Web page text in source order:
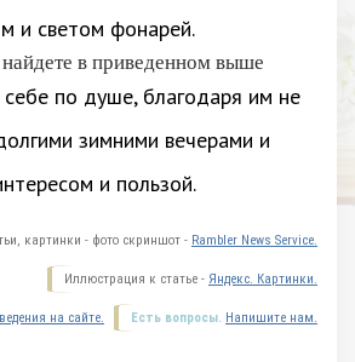
и светом фонарей.
в приведенном выше
себе по душе, благодаря им не
зимними вечерами и
и пользой.
картинки - фото скриншот - Rambler News Service.
Иллюстрация к статье - Яндекс. Картинки.
Есть вопросы. Напишите нам.
на сайте.